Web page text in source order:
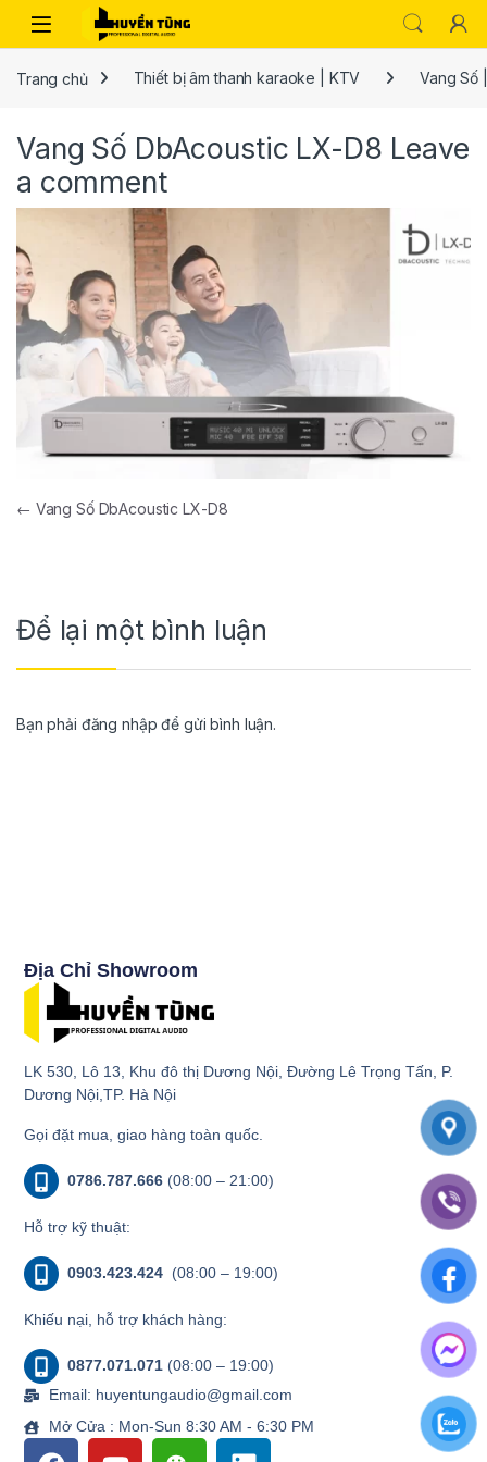
Trang chủ Thiết bị âm thanh karaoke | KTV Vang Số
Vang Số DbAcoustic LX-D8 Leave
a comment
← Vang Số DbAcoustic LX-D8
Để lại một bình luận
Bạn phải đăng nhập để gửi bình luận.
Địa Chỉ Showroom
LK 530, Lô 13, Khu đô thị Dương Nội, Đường Lê Trọng Tấn, P.
Dương Nội,TP. Hà Nội
Gọi đặt mua, giao hàng toàn quốc.
0786.787.666 (08:00 – 21:00)
Hỗ trợ kỹ thuật:
0903.423.424 (08:00 – 19:00)
Khiếu nại, hỗ trợ khách hàng:
0877.071.071 (08:00 – 19:00)
Email: huyentungaudio@gmail.com
Mở Cửa : Mon-Sun 8:30 AM - 6:30 PM